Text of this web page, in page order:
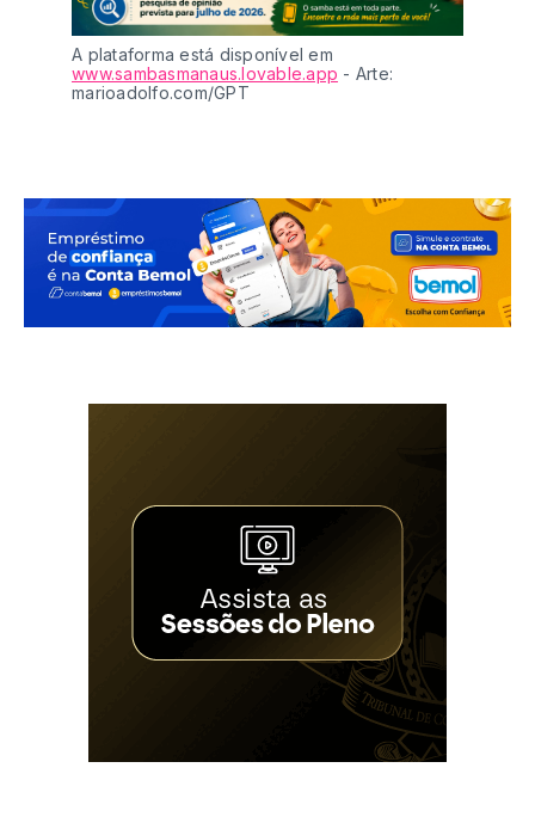
www.sambasmanaus.lovable.app - Arte:
marioadolfo.com/GPT